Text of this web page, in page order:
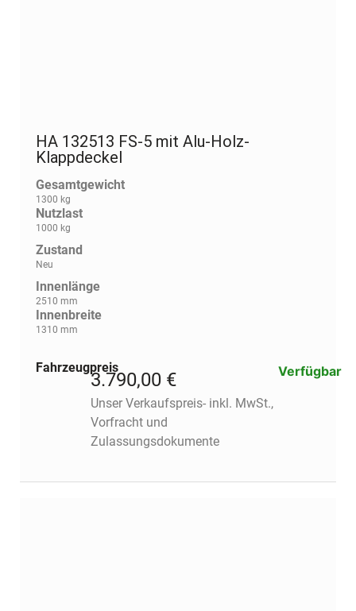
HA 132513 FS-5 mit Alu-Holz-
Klappdeckel
Gesamtgewicht
1300 kg
Nutzlast
1000 kg
Zustand
Neu
Innenlänge
2510 mm
Innenbreite
1310 mm
Fahrzeugpreis
3.790,00 €
Unser Verkaufspreis- inkl. MwSt.,
Vorfracht und
Zulassungsdokumente
Verfügbar